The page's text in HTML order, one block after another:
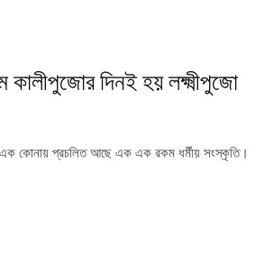
কালীপুজোর দিনই হয় লক্ষ্মীপুজো
এক কোনায় প্রচলিত আছে এক এক রকম ধৰ্মীয় সংস্কৃতি।